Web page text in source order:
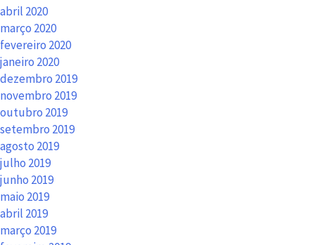
abril 2020
março 2020
fevereiro 2020
janeiro 2020
dezembro 2019
novembro 2019
outubro 2019
setembro 2019
agosto 2019
julho 2019
junho 2019
maio 2019
abril 2019
março 2019